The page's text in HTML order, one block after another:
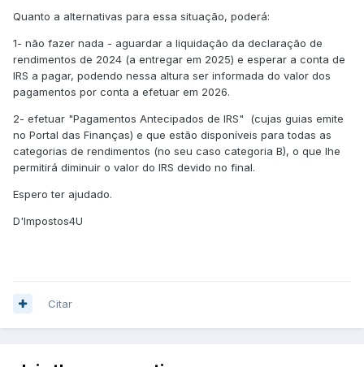
independentes, mas aqui falo de um contexto de
responsabilidade. Já para não falar que lido com cerca de
20 clientes por mês.
Li algoque dizia que a entrega da retenção só era
mas não tenho a certeza se estará correto.
Tenho receio que afete o meu trabalho e que leve mesmo
as pessoas a desistirem.
Grata!
Quanto a alternativas para essa situação, poderá:
1- não fazer nada - aguardar a liquidação da declaração de
rendimentos de 2024 (a entregar em 2025) e esperar a conta de
IRS a pagar, podendo nessa altura ser informada do valor dos
pagamentos por conta a efetuar em 2026.
2- efetuar "Pagamentos Antecipados de IRS" (cujas guias emite
no Portal das Finanças) e que estão disponíveis para todas as
categorias de rendimentos (no seu caso categoria B), o que lhe
permitirá diminuir o valor do IRS devido no final.
Espero ter ajudado.
D'Impostos4U
Citar